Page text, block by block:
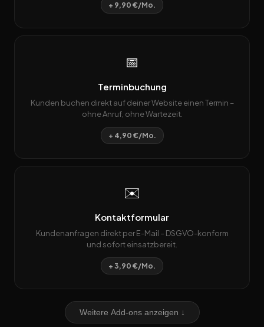
+ 9,90 €/Mo.
📅
Terminbuchung
Kunden buchen direkt auf deiner Website einen Termin –
ohne Anruf, ohne Wartezeit.
+ 4,90 €/Mo.
✉️
Kontaktformular
Kundenanfragen direkt per E-Mail – DSGVO-konform
und sofort einsatzbereit.
+ 3,90 €/Mo.
Weitere Add-ons anzeigen ↓